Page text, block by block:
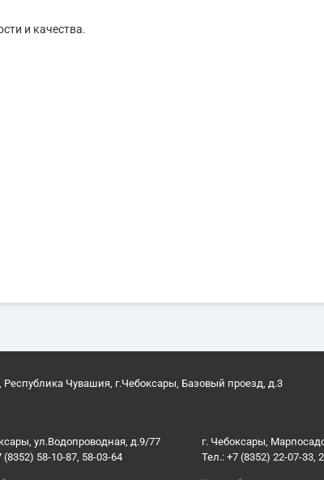
и качества.
Республика Чувашия, г.Чебоксары, Базовый проезд, д.3
ул.Водопроводная, д.9/77
(8352) 58-10-87, 58-03-64
г. Чебоксары,
Тел.: +7 (8352) 22-07-33,